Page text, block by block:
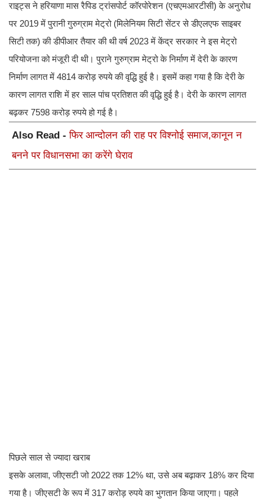
राइट्स ने हरियाणा मास रैपिड ट्रांसपोर्ट कॉरपोरेशन (एचएमआरटीसी) के अनुरोध
पर 2019 में पुरानी गुरुग्राम मेट्रो (मिलेनियम सिटी सेंटर से डीएलएफ साइबर
सिटी तक) की डीपीआर तैयार की थी वर्ष 2023 में केंद्र सरकार ने इस मेट्रो
परियोजना को मंजूरी दी थी। पुराने गुरुग्राम मेट्रो के निर्माण में देरी के कारण
निर्माण लागत में 4814 करोड़ रुपये की वृद्धि हुई है। इसमें कहा गया है कि देरी के
कारण लागत राशि में हर साल पांच प्रतिशत की वृद्धि हुई है। देरी के कारण लागत
बढ़कर 7598 करोड़ रुपये हो गई है।
Also Read -फिर आन्दोलन की राह पर विश्नोई समाज,कानून न
बनने पर विधानसभा का करेंगे घेराव
पिछले साल से ज्यादा खराब
इसके अलावा, जीएसटी जो 2022 तक 12% था, उसे अब बढ़ाकर 18% कर दिया
गया है। जीएसटी के रूप में 317 करोड़ रुपये का भुगतान किया जाएगा। पहले